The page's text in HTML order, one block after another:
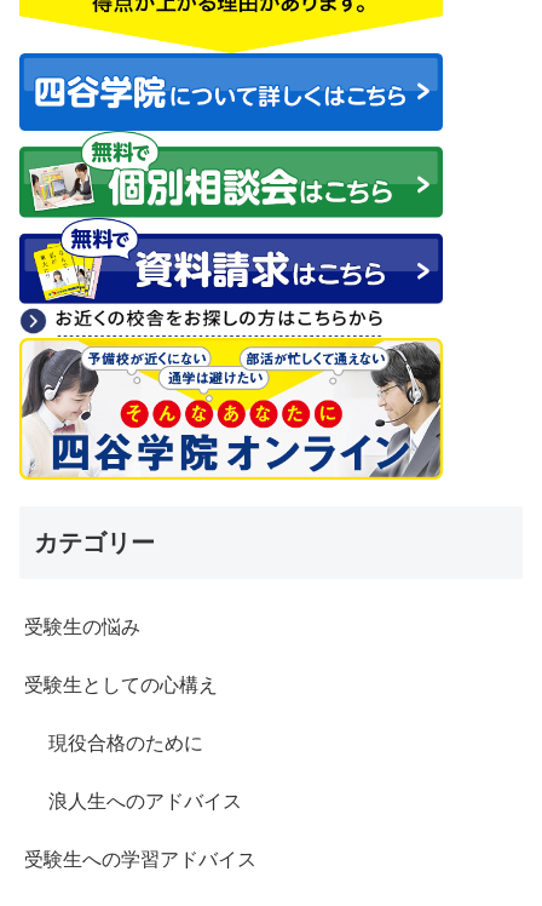
カテゴリー
受験生の悩み
受験生としての心構え
現役合格のために
浪人生へのアドバイス
受験生への学習アドバイス